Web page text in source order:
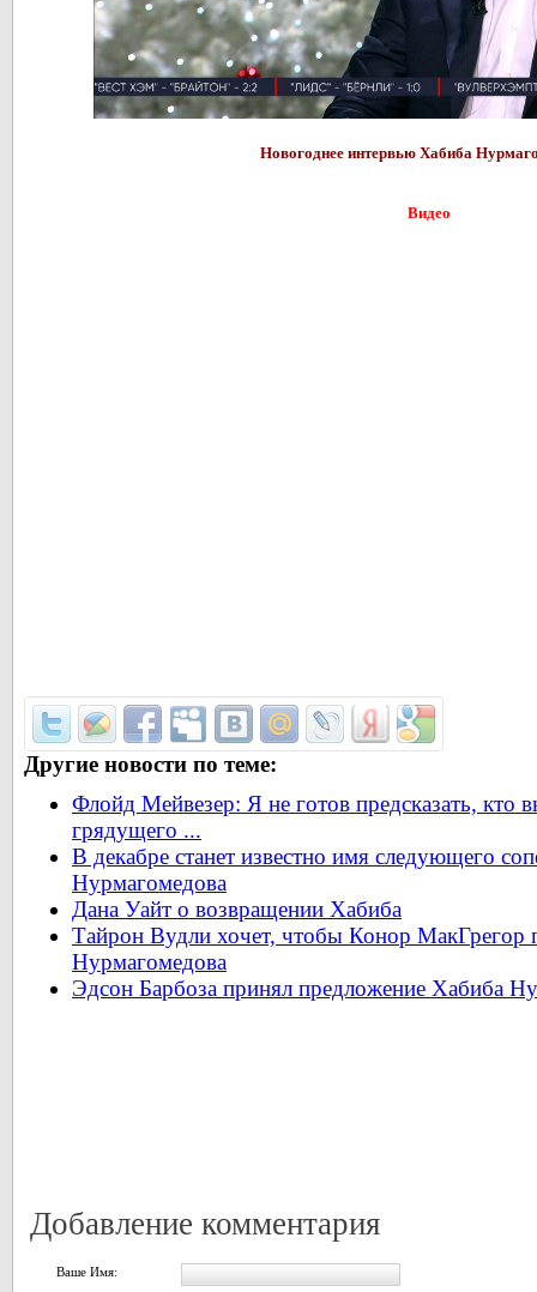
Новогоднее интервью Хабиба
Видео
Другие новости по теме:
Флойд Мейвезер: Я не готов предсказать, кто
грядущего ...
В декабре станет известно имя следующего
Нурмагомедова
Дана Уайт о возвращении Хабиба
Тайрон Вудли хочет, чтобы Конор МакГрегор
Нурмагомедова
Эдсон Барбоза принял предложение Хабиба
Добавление комментария
Ваше Имя: